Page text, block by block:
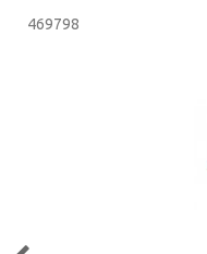
469798